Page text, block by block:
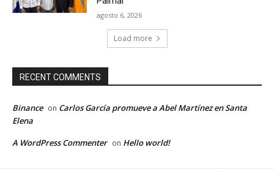
agosto 6, 2026
Load more
RECENT COMMENTS
Binance on Carlos García promueve a Abel Martínez en Santa
Elena
A WordPress Commenter on Hello world!